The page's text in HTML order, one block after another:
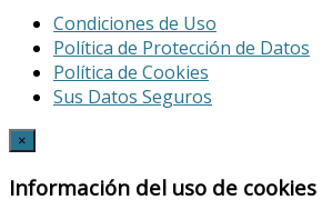
Condiciones de Uso
Política de Protección de Datos
Política de Cookies
Sus Datos Seguros
×
Información del uso de cookies